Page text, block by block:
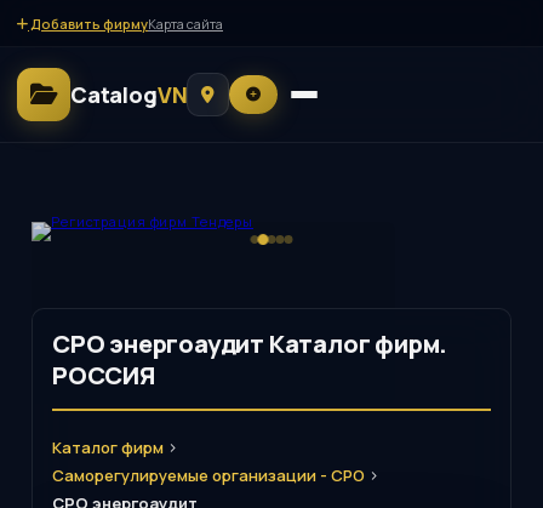
Добавить фирмуКарта сайта
CatalogVN
СРО энергоаудит Каталог фирм.
РОССИЯ
Каталог фирм >
Саморегулируемые организации - СРО >
СРО энергоаудит